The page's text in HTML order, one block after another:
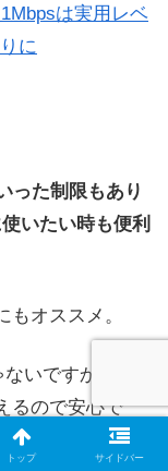
は実用レベ
に
った制限もあり
いたい時も便利
オススメ。
いですか。楽
るので安心で
トップ サイドバー